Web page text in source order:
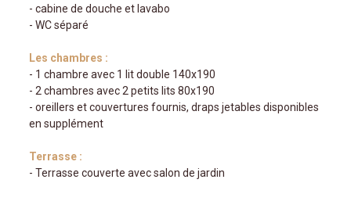
- cabine de douche et lavabo
- WC séparé
Les chambres :
- 1 chambre avec 1 lit double 140x190
- 2 chambres avec 2 petits lits 80x190
- oreillers et couvertures fournis, draps jetables disponibles
en supplément
Terrasse :
- Terrasse couverte avec salon de jardin